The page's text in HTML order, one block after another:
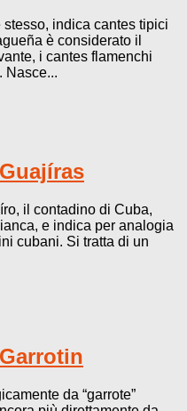
indica cantes tipici
è considerato il
i cantes flamenchi
Nasce...
il contadino di Cuba,
e indica per analogia
cubani. Si tratta di un
da “garrote”